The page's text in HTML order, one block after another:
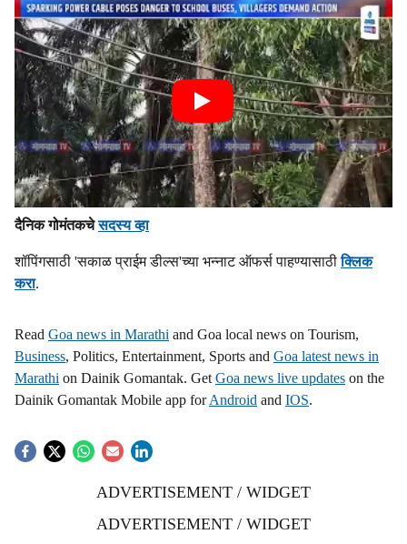
दैनिक गोमंतकचेसदस्य व्हा
शॉपिंगसाठी 'सकाळ प्राईम डील्स'च्या भन्नाट ऑफर्स पाहण्यासाठीक्लिक
करा.
Read Goa news in Marathi and Goa local news on Tourism,
Business, Politics, Entertainment, Sports and Goa latest news in
Marathi on Dainik Gomantak. Get Goa news live updates on the
Dainik Gomantak Mobile app forAndroid and IOS.
ADVERTISEMENT / WIDGET
ADVERTISEMENT / WIDGET